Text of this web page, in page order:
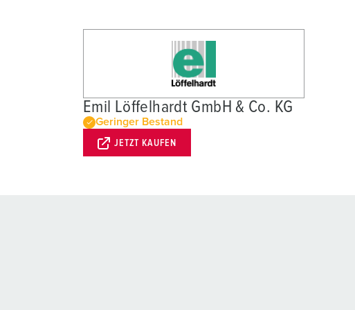
Emil Löffelhardt GmbH & Co. KG
Geringer Bestand
JETZT KAUFEN